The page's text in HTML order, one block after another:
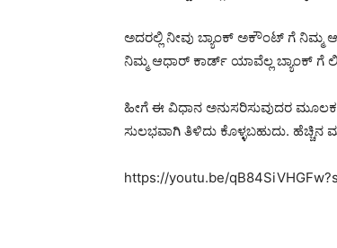
ಅದರಲ್ಲಿ ನೀವು ಬ್ಯಾಂಕ್ ಅಕೌಂಟ್ ಗೆ ನಿಮ್ಮ
ನಿಮ್ಮ ಆಧಾರ್ ಕಾರ್ಡ್ ಯಾವೆಲ್ಲ ಬ್ಯಾಂಕ್ ಗೆ
ಹೀಗೆ ಈ ವಿಧಾನ ಅನುಸರಿಸುವುದರ
ಸುಲಭವಾಗಿ ತಿಳಿದು ಕೊಳ್ಳಬಹುದು.
https://youtu.be/